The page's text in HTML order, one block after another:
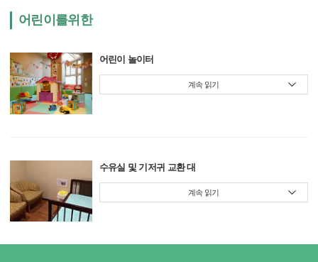
어린이를위한
어린이 놀이터
계속 읽기
수유실 및 기저귀 교환 대
계속 읽기